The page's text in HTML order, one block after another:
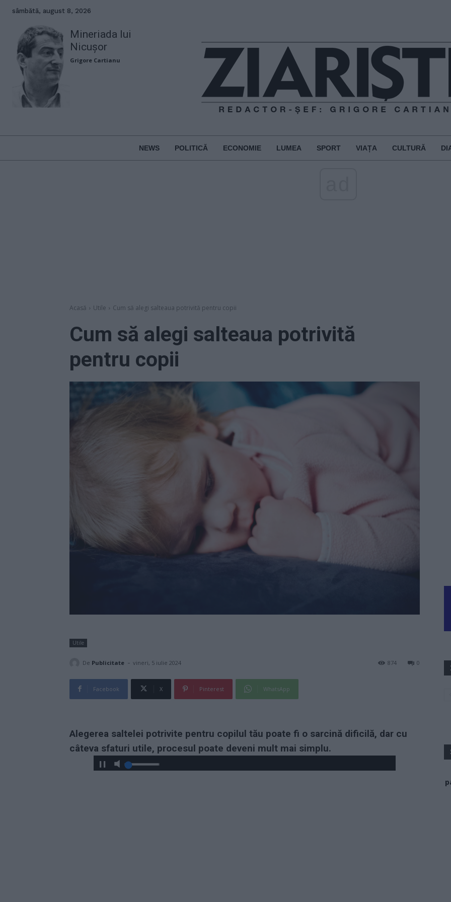
sâmbătă, august 8, 2026
Mineriada lui
Nicușor
Grigore Cartianu
NEWS POLITICĂ ECONOMIE LUMEA SPORT VIAȚA CULTURĂ
Acasă Utile Cum să alegi salteaua potrivită pentru copii
Cum să alegi salteaua potrivită
pentru copii
Utile
De Publicitate - vineri, 5 iulie 2024 0
874
Facebook X Pinterest WhatsApp
Alegerea saltelei potrivite pentru copilul tău poate fi o sarcină dificilă, dar cu
câteva sfaturi utile, procesul poate deveni mult mai simplu.